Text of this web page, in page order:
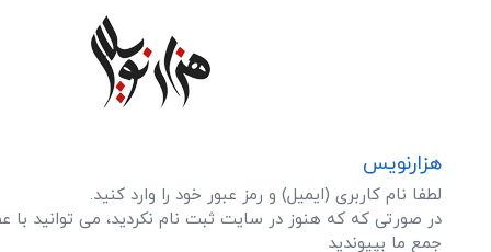
هزارنویس
لطفا نام کاربری (ایمیل) و رمز عبور خود را وارد کنید.
در صورتی که که هنوز در سایت ثبت نام نکردید، می توانید
جمع ما بپیوندید